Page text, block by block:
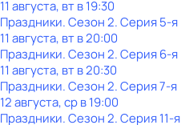
11 августа, вт в 19:30
Праздники. Сезон 2. Серия 5-я
11 августа, вт в 20:00
Праздники. Сезон 2. Серия 6-я
11 августа, вт в 20:30
Праздники. Сезон 2. Серия 7-я
12 августа, ср в 19:00
Праздники. Сезон 2. Серия 11-я